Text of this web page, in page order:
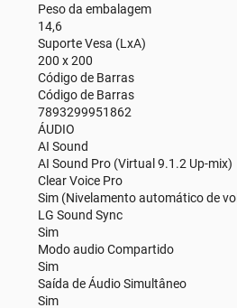
Peso da embalagem
14,6
Suporte Vesa (LxA)
200 x 200
Código de Barras
Código de Barras
7893299951862
ÁUDIO
AI Sound
AI Sound Pro (Virtual 9.1.2 Up-mix)
Clear Voice Pro
Sim (Nivelamento automático de
LG Sound Sync
Sim
Modo audio Compartido
Sim
Saída de Áudio Simultâneo
Sim